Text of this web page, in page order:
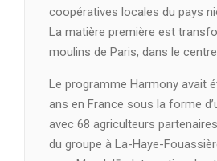
coopératives locales du pays
La matière première est
moulins de Paris, dans le
Le programme Harmony avait
ans en France sous la forme
avec 68 agriculteurs
du groupe à La-Haye-